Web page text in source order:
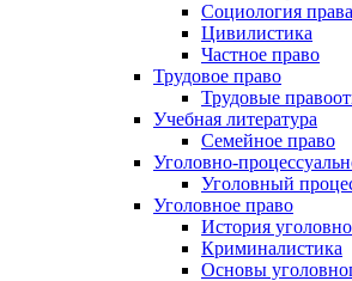
Социология права
Цивилистика
Частное право
Трудовое право
Трудовые
Учебная литература
Семейное право
Уголовно-
Уголовный
Уголовное право
История
Криминалистика
Основы